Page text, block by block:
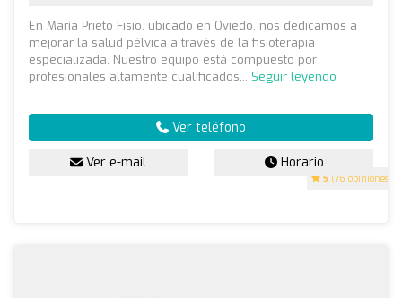
5 (76 opiniones)
En María Prieto Fisio, ubicado en Oviedo, nos dedicamos a
mejorar la salud pélvica a través de la fisioterapia
especializada. Nuestro equipo está compuesto por
profesionales altamente cualificados... Seguir leyendo
Ver teléfono
Ver e-mail Horario